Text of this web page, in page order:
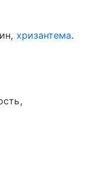
хризантема.